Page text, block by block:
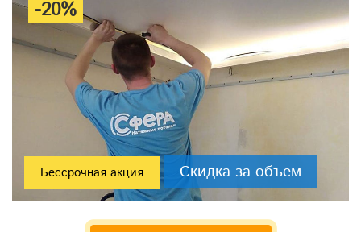
Бессрочная акция Скидка за объем
-20%